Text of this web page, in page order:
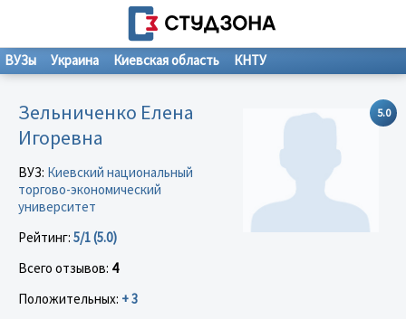
ВУЗы Украина Киевская область КНТУ
5.0
Зельниченко Елена
Игоревна
ВУЗ: Киевский национальный
торгово-экономический
университет
Рейтинг: 5/1 (5.0)
Всего отзывов: 4
Положительных: + 3